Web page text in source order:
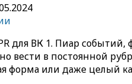
для ВК 1. Пиар
вести в постоянной
форма или даже целый